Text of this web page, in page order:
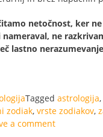
netočnost, ker
ne
lastno
Tagged astrologija,
zodiak, vrste zodiakov,
a comment